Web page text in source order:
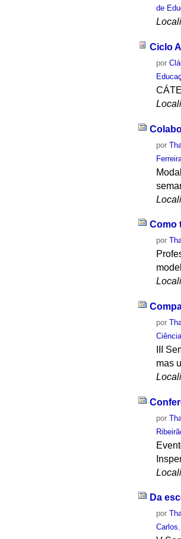
de
Ciclo
por
por
Como
por
por
III
mas
por
Da
por
Carlos,